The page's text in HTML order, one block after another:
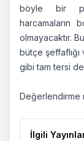
böyle bir
harcamaların
olmayacaktır.
bütçe
gibi tam tersi
Değerlendirme
İlgili